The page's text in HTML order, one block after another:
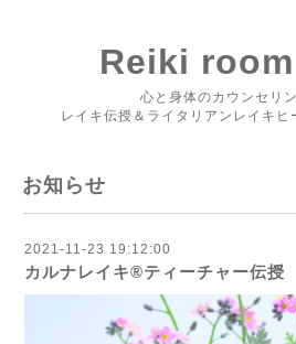
Reiki
心と身体のカウンセリ
レイキ伝授＆ライタリアンレイキ
お知らせ
2021-11-23 19:12:00
カルナレイキ®︎ティーチャー伝授